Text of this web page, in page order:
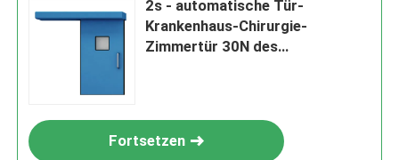
2s - automatische Tür-
Krankenhaus-Chirurgie-
Zimmertür 30N des
Fortsetzen